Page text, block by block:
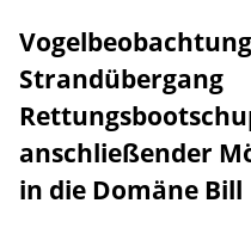
Strandübergang
anschließender
in die Domäne Bill